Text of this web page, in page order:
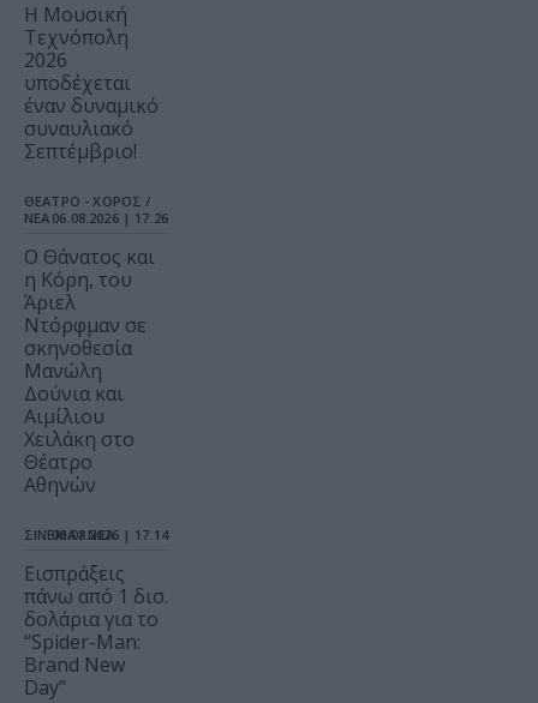
Η Μουσική
Τεχνόπολη
2026
υποδέχεται
έναν δυναμικό
συναυλιακό
Σεπτέμβριο!
ΘΕΑΤΡΟ - ΧΟΡΟΣ /
ΝΕΑ 06.08.2026 | 17.26
Ο Θάνατος και
η Κόρη, του
Άριελ
Ντόρφμαν σε
σκηνοθεσία
Μανώλη
Δούνια και
Αιμίλιου
Χειλάκη στο
Θέατρο
Αθηνών
ΣΙΝΕΜΑ / ΝΕΑ
06.08.2026 | 17.14
Εισπράξεις
πάνω από 1 δισ.
δολάρια για το
“Spider-Man:
Brand New
Day”